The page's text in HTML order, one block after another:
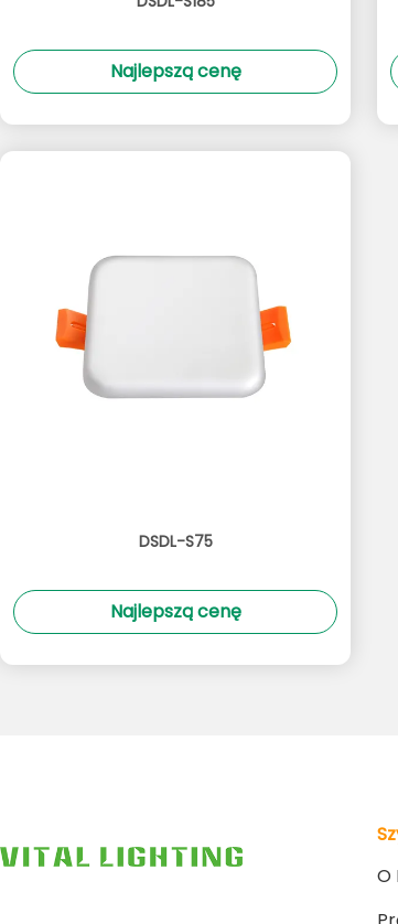
Najlepszą cenę
DSDL-S75
Najlepszą cenę
O